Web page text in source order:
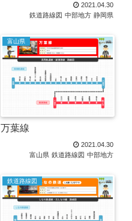
2021.04.30
鉄道路線図 中部地方 静岡県
富山県
万葉線
2021.04.30
富山県 鉄道路線図 中部地方
鉄道路線図